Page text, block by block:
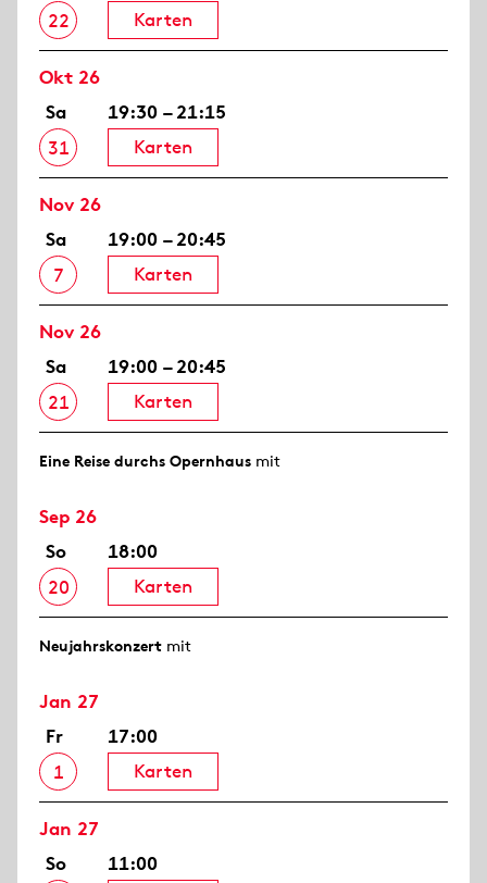
22 Karten
Okt 26
Sa
31
19:30 – 21:15
Karten
Nov 26
Sa
7
19:00 – 20:45
Karten
Nov 26
Sa
21
19:00 – 20:45
Karten
Eine Reise durchs Opernhaus mit
Sep 26
So
20
18:00
Karten
Neujahrs­konzert mit
Jan 27
Fr
1
17:00
Karten
Jan 27
So
11:00